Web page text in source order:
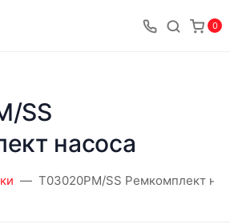
0
SS
насоса
T03020PM/SS Ремкомплект